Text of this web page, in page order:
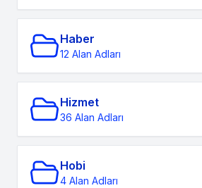
Haber
12 Alan Adları
Hizmet
36 Alan Adları
Hobi
4 Alan Adları